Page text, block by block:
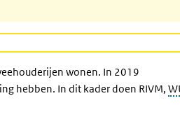
wonen. In 2019
hebben. In dit kader doen RIVM,